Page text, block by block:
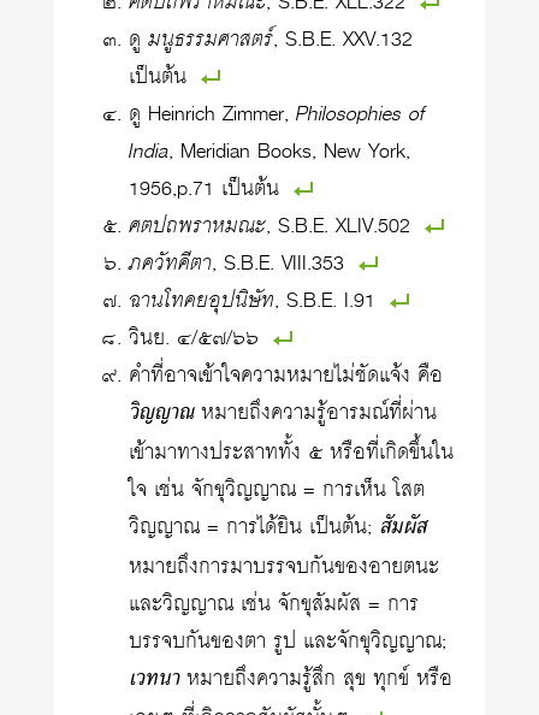
ดูมนูธรรมศาสตร์, S.B.E. XXV.132
เป็นต้น
ดู Heinrich Zimmer,Philosophies of
India, Meridian Books, New York,
1956,p.71 เป็นต้น
ศตปถพราหมณะ, S.B.E. XLIV.502
ภควัทคีตา, S.B.E. VIII.353
ฉานโทคยอุปนิษัท, S.B.E. I.91
วินย. ๔/๕๗/๖๖
คำที่อาจเข้าใจความหมายไม่ชัดแจ้ง คือ
วิญญาณหมายถึงความรู้อารมณ์ที่ผ่าน
เข้ามาทางประสาททั้ง ๕ หรือที่เกิดขึ้นใน
ใจ เช่น จักขุวิญญาณ = การเห็น โสต
วิญญาณ = การได้ยิน เป็นต้น; สัมผัส
หมายถึงการมาบรรจบกันของอายตนะ
และวิญญาณ เช่น จักขุสัมผัส = การ
บรรจบกันของตา รูป และจักขุวิญญาณ;
เวทนาหมายถึงความรู้สึก สุข ทุกข์ หรือ